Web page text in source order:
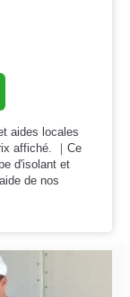
aides locales
affiché. ｜Ce
d'isolant et
de nos